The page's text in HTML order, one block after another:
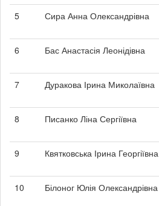
5
Сира Анна Олександрівна
6
Бас Анастасія Леонідівна
7
Дуракова Ірина Миколаївна
8
Писанко Ліна Сергіївна
9
Квятковська Ірина Георгіївна
10
Білоног Юлія Олександрівна